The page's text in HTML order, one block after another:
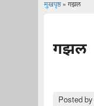
मुखपृष्ठ» गझल
गझल
Posted by